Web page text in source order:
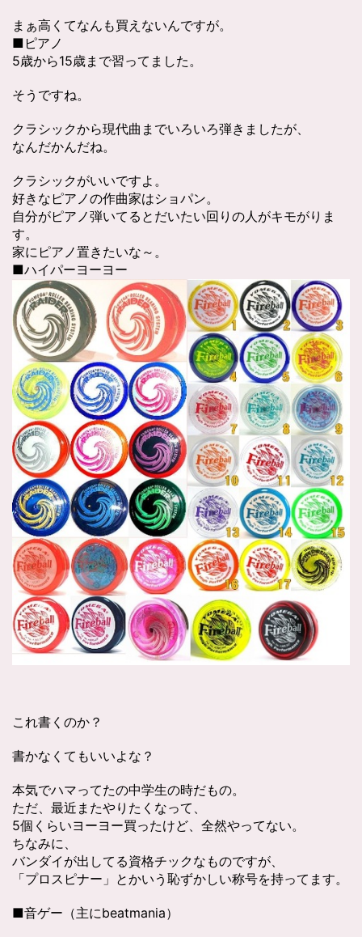
まぁ高くてなんも買えないんですが。
■ピアノ
5歳から15歳まで習ってました。
そうですね。
クラシックから現代曲までいろいろ弾きましたが、
なんだかんだね。
クラシックがいいですよ。
好きなピアノの作曲家はショパン。
自分がピアノ弾いてるとだいたい回りの人がキモがりま
す。
家にピアノ置きたいな～。
■ハイパーヨーヨー
これ書くのか？
書かなくてもいいよな？
本気でハマってたの中学生の時だもの。
ただ、最近またやりたくなって、
5個くらいヨーヨー買ったけど、全然やってない。
ちなみに、
バンダイが出してる資格チックなものですが、
「プロスピナー」とかいう恥ずかしい称号を持ってます。
■音ゲー（主にbeatmania）